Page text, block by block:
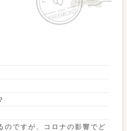
のですが、コロナの影響でど